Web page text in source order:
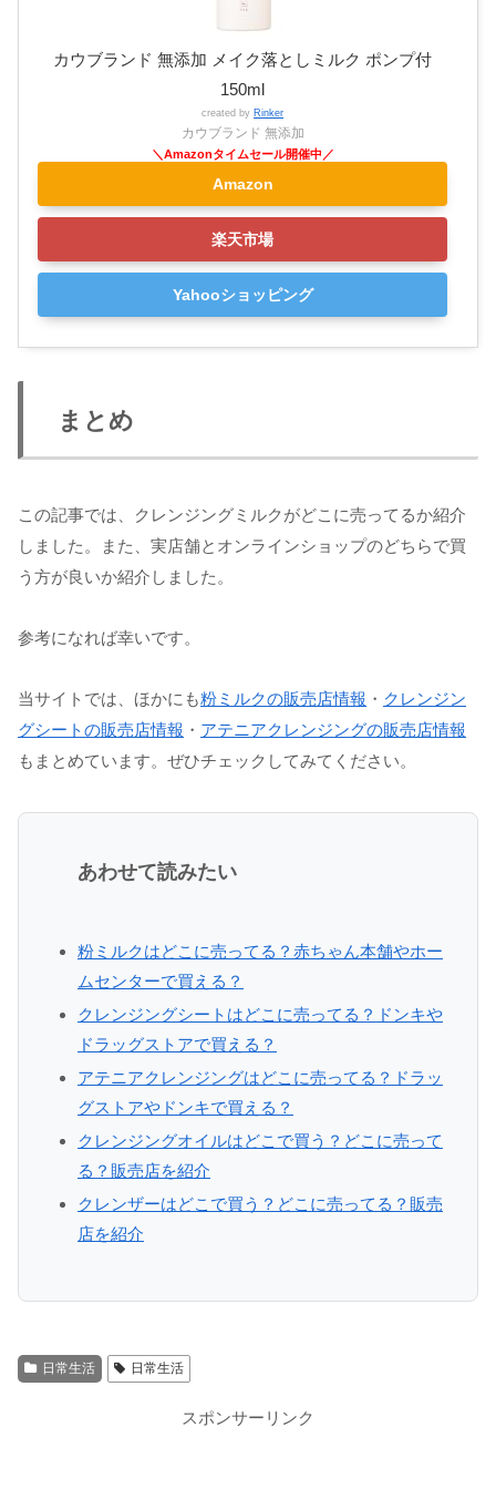
カウブランド 無添加 メイク落としミルク ポンプ付
150ml
created by Rinker
カウブランド 無添加
Amazon
楽天市場
Yahooショッピング
まとめ
この記事では、クレンジングミルクがどこに売ってるか紹介
しました。また、実店舗とオンラインショップのどちらで買
う方が良いか紹介しました。
参考になれば幸いです。
当サイトでは、ほかにも粉ミルクの販売店情報 ・ クレンジン
グシートの販売店情報 ・ アテニアクレンジングの販売店情報
もまとめています。ぜひチェックしてみてください。
あわせて読みたい
粉ミルクはどこに売ってる？赤ちゃん本舗やホー
ムセンターで買える？
クレンジングシートはどこに売ってる？ドンキや
ドラッグストアで買える？
アテニアクレンジングはどこに売ってる？ドラッ
グストアやドンキで買える？
クレンジングオイルはどこで買う？どこに売って
る？販売店を紹介
クレンザーはどこで買う？どこに売ってる？販売
店を紹介
日常生活 日常生活
スポンサーリンク